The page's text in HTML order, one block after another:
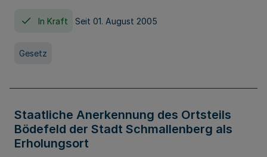
In Kraft Seit 01. August 2005
Gesetz
Staatliche Anerkennung des Ortsteils
Bödefeld der Stadt Schmallenberg als
Erholungsort